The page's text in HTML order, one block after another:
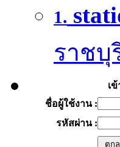
1.
ราชบุ
เ
ชื่อผู้ใช้งาน :
รหัสผ่าน :